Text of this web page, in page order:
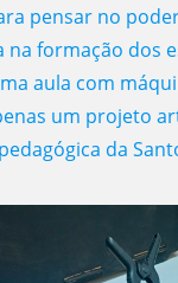
pensar no
formação dos
aula com
um projeto
da